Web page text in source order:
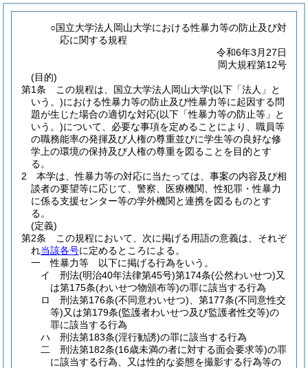
○国立大学法人岡山大学における性暴力等の防止及び対
応に関する規程
令和6年3月27日
岡大規程第12号
(目的)
第1条
この規程は、国立大学法人岡山大学(以下「法人」と
いう。)における性暴力等の防止及び性暴力等に起因する問
題が生じた場合の適切な対応(以下「性暴力等の防止等」と
いう。)について、必要な事項を定めることにより、職員等
の職務能率の発揮及び人権の尊重並びに学生等の良好な修
学上の環境の保持及び人権の尊重を図ることを目的とす
る。
2
本学は、性暴力等の対応に当たっては、事案の内容及び相
談者の要望等に応じて、警察、医療機関、性犯罪・性暴力
に係る支援センター等の学外機関と連携を図るものとす
る。
(定義)
第2条
この規程において、次に掲げる用語の意義は、それぞ
れ当該各号に定めるところによる。
一
性暴力等 以下に掲げる行為をいう。
イ
刑法(明治40年法律第45号)第174条(公然わいせつ)又
は第175条(わいせつ物頒布等)の罪に該当する行為
ロ
刑法第176条(不同意わいせつ) 、第177条(不同意性交
等)又は第179条(監護者わいせつ及び監護者性交等)の
罪に該当する行為
ハ
刑法第183条(淫行勧誘)の罪に該当する行為
二
刑法第182条(16歳未満の者に対する面会要求等)の罪
に該当する行為、又は性的な姿態を撮影する行為等の